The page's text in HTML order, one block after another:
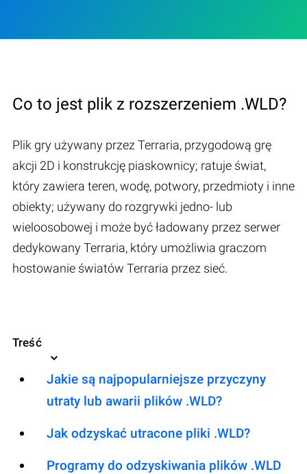
Co to jest plik z rozszerzeniem .WLD?
Plik gry używany przez Terraria, przygodową grę
akcji 2D i konstrukcję piaskownicy; ratuje świat,
który zawiera teren, wodę, potwory, przedmioty i inne
obiekty; używany do rozgrywki jedno- lub
wieloosobowej i może być ładowany przez serwer
dedykowany Terraria, który umożliwia graczom
hostowanie światów Terraria przez sieć.
Treść
Jakie są najpopularniejsze przyczyny
utraty lub awarii plików .WLD?
Jak odzyskać utracone pliki .WLD?
Programy do odzyskiwania plików .WLD